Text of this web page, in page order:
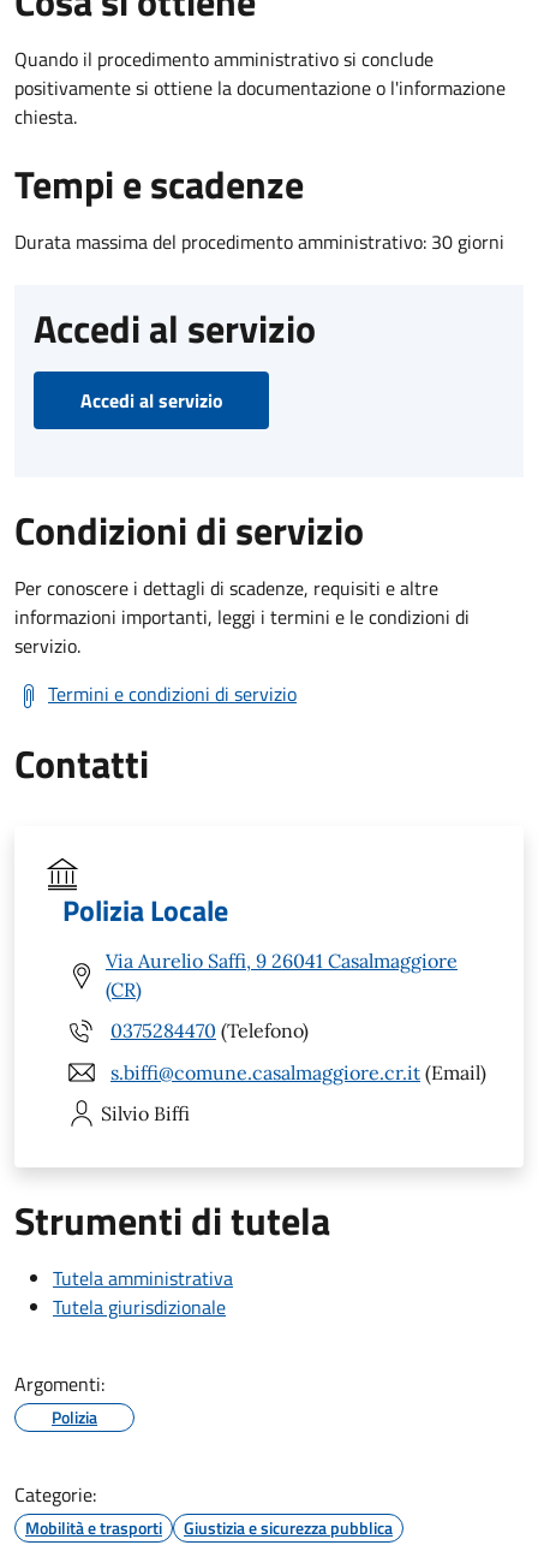
Quando il procedimento amministrativo si conclude
positivamente si ottiene la documentazione o l'informazione
chiesta.
Tempi e scadenze
Durata massima del procedimento amministrativo: 30 giorni
Accedi al servizio
Accedi al servizio
Condizioni di servizio
Per conoscere i dettagli di scadenze, requisiti e altre
informazioni importanti, leggi i termini e le condizioni di
servizio.
Termini e condizioni di servizio
Contatti
Polizia Locale
Via Aurelio Saffi, 9 26041 Casalmaggiore
(CR)
0375284470 (Telefono)
s.biffi@comune.casalmaggiore.cr.it (Email)
Silvio Biffi
Strumenti di tutela
Tutela amministrativa
Tutela giurisdizionale
Argomenti:
Polizia
Categorie:
Mobilità e trasporti Giustizia e sicurezza pubblica